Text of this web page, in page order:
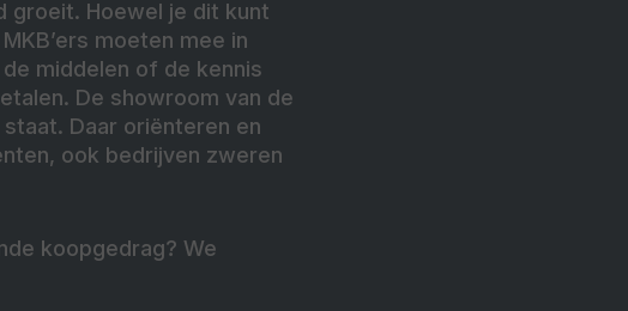
groeit. Hoewel je dit kunt
moeten mee in
middelen of de kennis
De showroom van de
Daar oriënteren en
ook bedrijven zweren
koopgedrag? We